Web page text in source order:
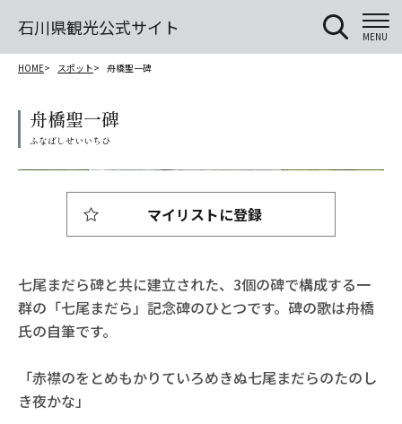
石川県観光公式サイト MENU
HOME スポット 舟橋聖一碑
舟橋聖一碑
七尾まだら碑と共に建立された、3個の碑で構成する一
群の「七尾まだら」記念碑のひとつです。碑の歌は舟橋
氏の自筆です。
「赤襟のをとめもかりていろめきぬ七尾まだらのたのし
き夜かな」
マイリストに登録